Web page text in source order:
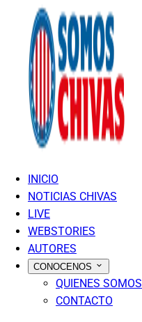
INICIO
NOTICIAS CHIVAS
LIVE
WEBSTORIES
AUTORES
CONOCENOS
QUIENES SOMOS
CONTACTO